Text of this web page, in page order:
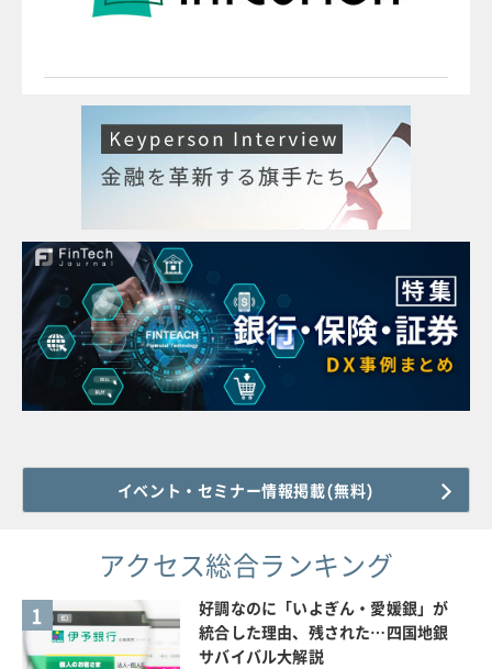
イベント・セミナー情報掲載(無料)
アクセス総合ランキング
1
好調なのに「いよぎん・愛媛銀」が
統合した理由、残された…四国地銀
サバイバル大解説